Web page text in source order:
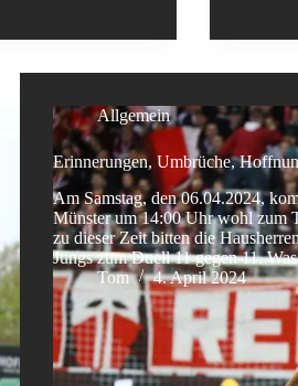
Allgemein
Erinnerungen, Umbrüche,
Am Samstag, den 06.04.2024,
Münster um 14:00 Uhr wohl zum
zu dieser Zeit bitten die
Jungs zum Duell 11 gegen 11.
Tom
4. April 2024